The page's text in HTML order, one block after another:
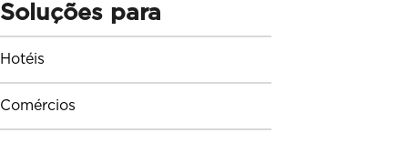
Soluções para
Hotéis
Comércios